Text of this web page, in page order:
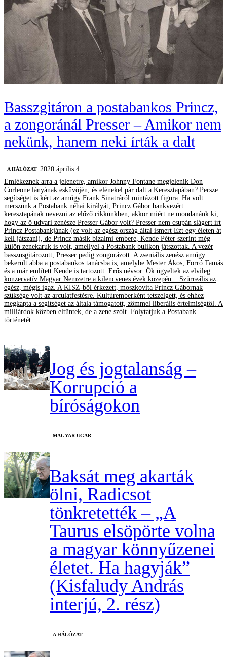
Basszgitáron a postabankos Princz,
a zongoránál Presser – Amikor nem
nekünk, hanem neki írták a dalt
A HÁLÓZAT
2020 április 4.
Emlékeznek arra a jelenetre, amikor Johnny Fontane megjelenik Don
Corleone lányának esküvőjén, és elénekel pár dalt a Keresztapában? Persze
segítséget is kért az amúgy Frank Sinatráról mintázott figura. Ha volt
merszünk a Postabank néhai királyát, Princz Gábor bankvezért
keresztapának nevezni az előző cikkünkben, akkor miért ne mondanánk ki,
hogy az ő udvari zenésze Presser Gábor volt? Presser nem csupán slágert írt
Princz Postabankjának (ez volt az egész ország által ismert Ezt egy életen át
kell játszani), de Princz másik bizalmi embere, Kende Péter szerint még
külön zenekaruk is volt, amellyel a Postabank bulikon játszottak. A vezér
basszusgitározott, Presser pedig zongorázott. A zseniális zenész amúgy
bekerült abba a postabankos tanácsba is, amelybe Mester Ákos, Forró Tamás
és a már említett Kende is tartozott. Erős névsor. Ők ügyeltek az elvileg
konzervatív Magyar Nemzetre a kilencvenes évek közepén... Szürreális az
egész, mégis igaz. A KISZ-ből érkezett, moszkovita Princz Gábornak
szüksége volt az arculatfestésre. Kultúremberként tetszelgett, és ehhez
megkapta a segítséget az általa támogatott, zömmel liberális értelmiségtől. A
milliárdok közben eltűntek, de a zene szólt. Folytatjuk a Postabank
történetét.
Jog és jogtalanság –
Korrupció a
bíróságokon
MAGYAR UGAR
Baksát meg akarták
ölni, Radicsot
tönkretették – „A
Taurus elsöpörte volna
a magyar könnyűzenei
életet. Ha hagyják”
(Kisfaludy András
interjú, 2. rész)
A HÁLÓZAT